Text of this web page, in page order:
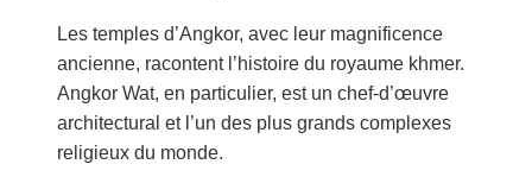
Les temples d’Angkor, avec leur magnificence
ancienne, racontent l’histoire du royaume khmer.
Angkor Wat, en particulier, est un chef-d’œuvre
architectural et l’un des plus grands complexes
religieux du monde.